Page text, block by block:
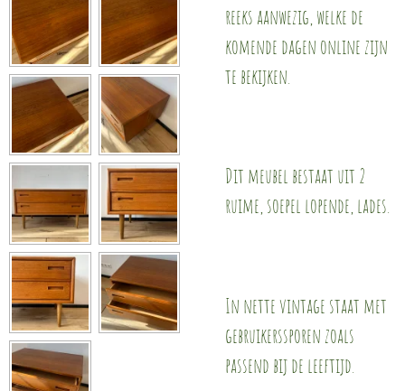
reeks aanwezig, welke de
komende dagen online zijn
te bekijken.
Dit meubel bestaat uit 2
ruime, soepel lopende, lades.
In nette vintage staat met
gebruikerssporen zoals
passend bij de leeftijd.